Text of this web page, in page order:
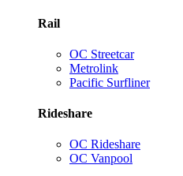
Rail
OC Streetcar
Metrolink
Pacific Surfliner
Rideshare
OC Rideshare
OC Vanpool